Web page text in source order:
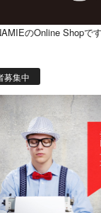
のOnline Shopです
募集中